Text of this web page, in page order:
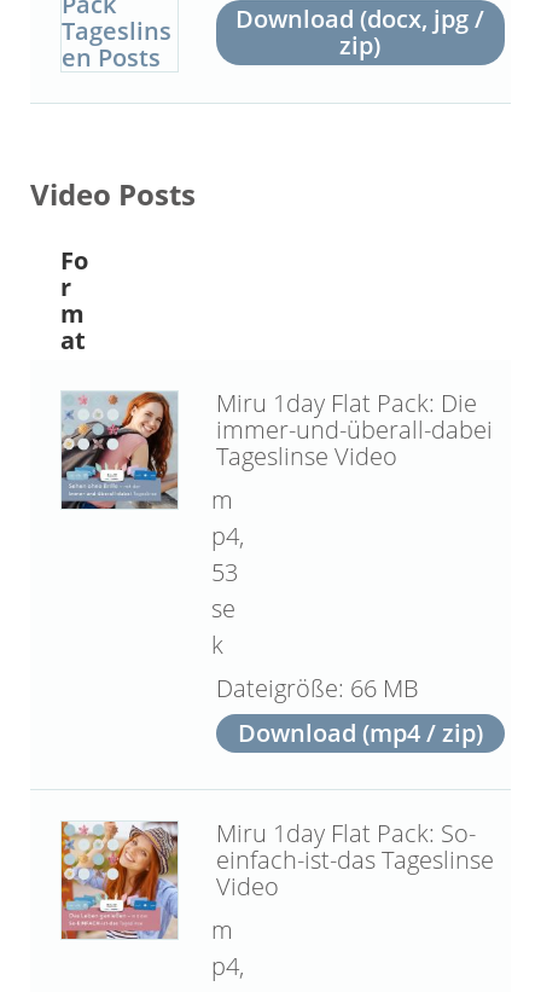
Download (docx, jpg /
zip)
Video Posts
Fo
r
m
at
Miru 1day Flat Pack: Die
immer-und-überall-dabei
Tageslinse Video
m
p4,
53
se
k
66 MB
Download (mp4 / zip)
Miru 1day Flat Pack: So-
einfach-ist-das Tageslinse
Video
m
p4,